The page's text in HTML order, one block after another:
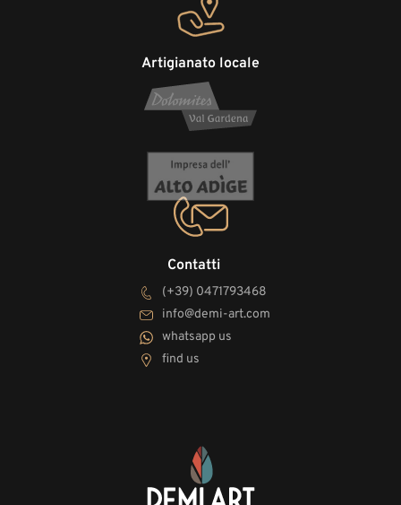
Contatti
(+39) 0471793468
info@demi-art.com
whatsapp us
find us
Artigianato locale